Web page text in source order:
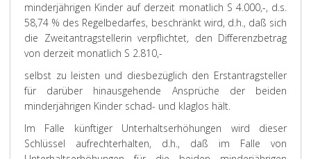
minderjährigen Kinder auf derzeit monatlich S 4.000,-, d.s.
58,74 % des Regelbedarfes, beschränkt wird, d.h., daß sich
die Zweitantragstellerin verpflichtet, den Differenzbetrag
von derzeit monatlich S 2.810,-
selbst zu leisten und diesbezüglich den Erstantragsteller
für darüber hinausgehende Ansprüche der beiden
minderjährigen Kinder schad- und klaglos hält.
Im Falle künftiger Unterhaltserhöhungen wird dieser
Schlüssel aufrechterhalten, d.h., daß im Falle von